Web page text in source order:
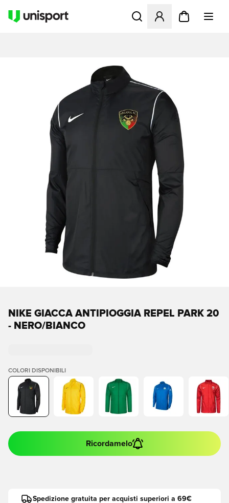
Apre una finestra modale
NIKE GIACCA ANTIPIOGGIA REPEL PARK 20
- NERO/BIANCO
COLORI DISPONIBILI
Ricordamelo
Spedizione gratuita per acquisti superiori a 69€